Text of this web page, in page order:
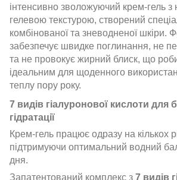
інтенсивно зволожуючий крем-гель
гелевою текстурою, створений
комбінованої та зневодненої шкіри.
забезпечує швидке поглинання, не
та не провокує жирний блиск, що
ідеальним для щоденного
теплу пору року.
7 видів гіалуронової кислоти для
гідратації
Крем-гель працює одразу на кількох
підтримуючи оптимальний водний
дня.
Запатентований комплекс з 7 видів